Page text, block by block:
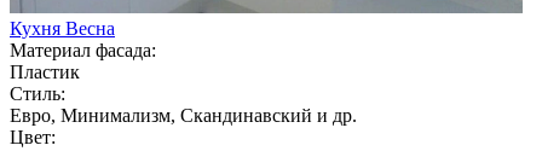
Кухня Весна
Материал фасада:
Пластик
Стиль:
Евро, Минимализм, Скандинавский и др.
Цвет: